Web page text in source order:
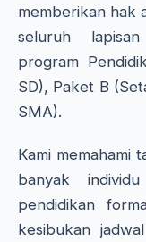
memberikan hak
seluruh
program
SD), Paket B
SMA).
Kami memahami
banyak
pendidikan
kesibukan